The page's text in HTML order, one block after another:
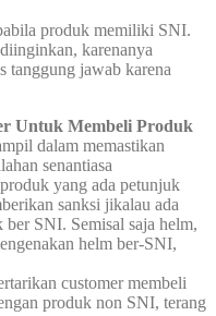
produk memiliki SNI.
karenanya
tanggung jawab karena
Untuk Membeli Produk
dalam memastikan
senantiasa
yang ada petunjuk
sanksi jikalau ada
SNI. Semisal saja helm,
helm ber-SNI,
customer membeli
produk non SNI, terang